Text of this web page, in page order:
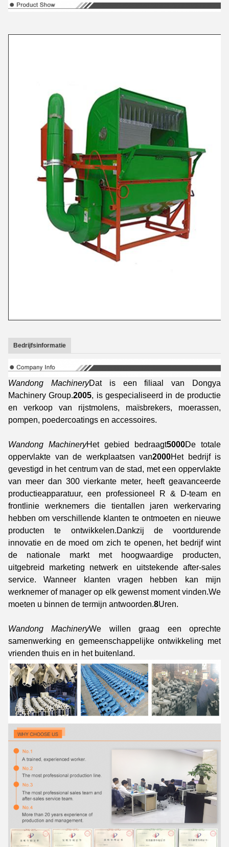
Bedrijfsinformatie
Wandong MachineryDat is een filiaal van Dongya
Machinery Group.2005, is gespecialiseerd in de productie
en verkoop van rijstmolens, maïsbrekers, moerassen,
pompen, poedercoatings en accessoires.
Wandong MachineryHet gebied bedraagt5000De totale
oppervlakte van de werkplaatsen van2000Het bedrijf is
gevestigd in het centrum van de stad, met een oppervlakte
van meer dan 300 vierkante meter, heeft geavanceerde
productieapparatuur, een professioneel R & D-team en
frontlinie werknemers die tientallen jaren werkervaring
hebben om verschillende klanten te ontmoeten en nieuwe
producten te ontwikkelen.Dankzij de voortdurende
innovatie en de moed om zich te openen, het bedrijf wint
de nationale markt met hoogwaardige producten,
uitgebreid marketing netwerk en uitstekende after-sales
service. Wanneer klanten vragen hebben kan mijn
werknemer of manager op elk gewenst moment vinden.We
moeten u binnen de termijn antwoorden.8Uren.
Wandong MachineryWe willen graag een oprechte
samenwerking en gemeenschappelijke ontwikkeling met
vrienden thuis en in het buitenland.